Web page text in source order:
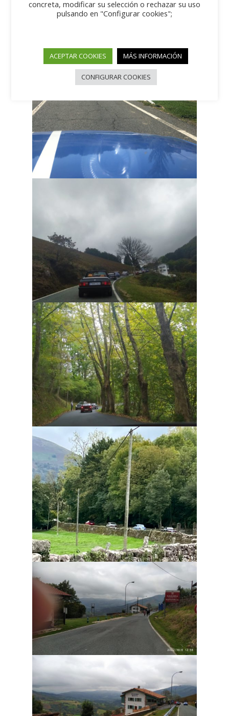
concreta, modificar su selección o rechazar su uso
pulsando en "Configurar cookies";
ACEPTAR COOKIES MÁS INFORMACIÓN
CONFIGURAR COOKIES